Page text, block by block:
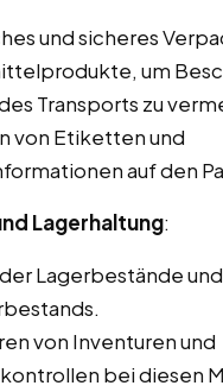
und sicheres
um
Transports zu
von Etiketten und
auf den
Lagerhaltung:
Lagerbestände
von Inventuren und
bei diesen